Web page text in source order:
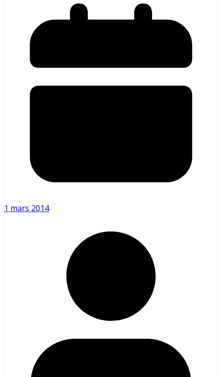
1 mars 2014